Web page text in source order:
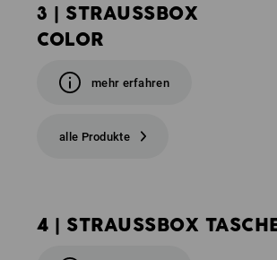
3 | STRAUSSBOX
COLOR
mehr erfahren
alle Produkte
4 | STRAUSSBOX